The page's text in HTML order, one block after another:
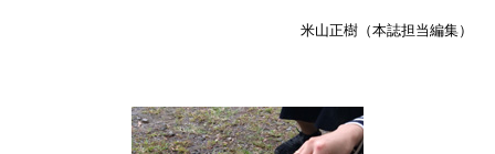
米山正樹（本誌担当編集）